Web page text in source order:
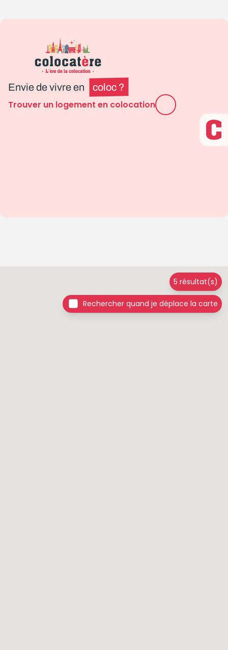
Envie de vivre en coloc ?
Trouver un logement en colocation
5 résultat(s)
Rechercher quand je déplace la carte